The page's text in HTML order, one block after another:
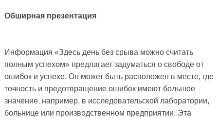
Обширная презентация
Информация «Здесь день без срыва можно считать
полным успехом» предлагает задуматься о свободе от
ошибок и успехе. Он может быть расположен в месте, где
точность и предотвращение ошибок имеют большое
значение, например, в исследовательской лаборатории,
больнице или производственном предприятии. Эта